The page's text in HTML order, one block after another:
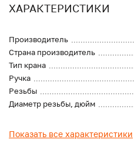
ХАРАКТЕРИСТИКИ
Производитель
Страна производитель
Тип крана
Ручка
Резьбы
Диаметр резьбы, дюйм
Показать все характеристики